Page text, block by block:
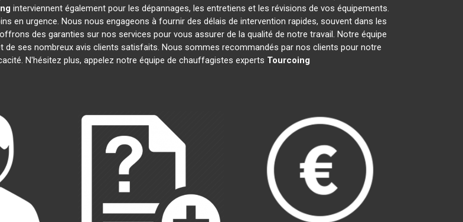
interviennent également pour les dépannages, les entretiens et les révisions de vos équipements.
en urgence. Nous nous engageons à fournir des délais de intervention rapides, souvent dans les
des garanties sur nos services pour vous assurer de la qualité de notre travail. Notre équipe
de ses nombreux avis clients satisfaits. Nous sommes recommandés par nos clients pour notre
N'hésitez plus, appelez notre équipe de chauffagistes experts Tourcoing